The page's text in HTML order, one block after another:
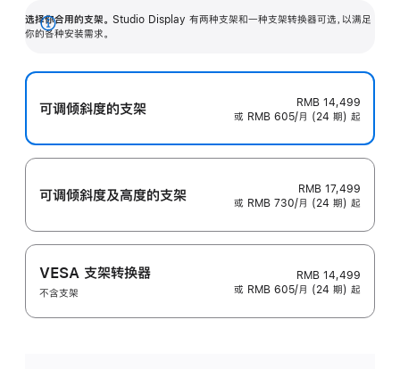
选择你合用的支架。 Studio Display 有两种支架和一种支架转换器可选，以满足
你的各种安装需求。
展
可调倾斜度的支架
RMB 14,499
或 RMB 605/月 (24 期) 起
可调倾斜度及高‍度的支‍架
RMB 17,499
或 RMB 730/月 (24 期) 起
VESA 支架转换器
不含支架
RMB 14,499
或 RMB 605/月 (24 期) 起